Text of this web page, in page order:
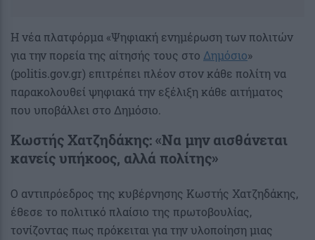
Η νέα πλατφόρμα «Ψηφιακή ενημέρωση των πολιτών
για την πορεία της αίτησής τους στο Δημόσιο»
(politis.gov.gr) επιτρέπει πλέον στον κάθε πολίτη να
παρακολουθεί ψηφιακά την εξέλιξη κάθε αιτήματος
που υποβάλλει στο Δημόσιο.
Κωστής Χατζηδάκης: «Να μην αισθάνεται
κανείς υπήκοος, αλλά πολίτης»
Ο αντιπρόεδρος της κυβέρνησης Κωστής Χατζηδάκης,
έθεσε το πολιτικό πλαίσιο της πρωτοβουλίας,
τονίζοντας πως πρόκειται για την υλοποίηση μιας